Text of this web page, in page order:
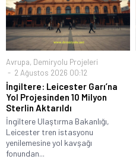
Avrupa, Demiryolu Projeleri
2 Ağustos 2026 00:12
İngiltere: Leicester Garı’na
Yol Projesinden 10 Milyon
Sterlin Aktarıldı
İngiltere Ulaştırma Bakanlığı,
Leicester tren istasyonu
yenilemesine yol kavşağı
fonundan...